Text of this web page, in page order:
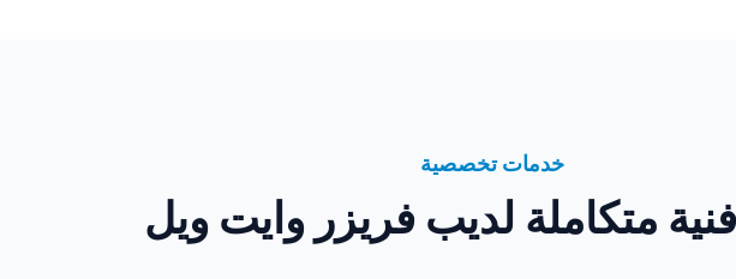
خدمات تخصصية
متكاملة لديب فريزر وايت ويل